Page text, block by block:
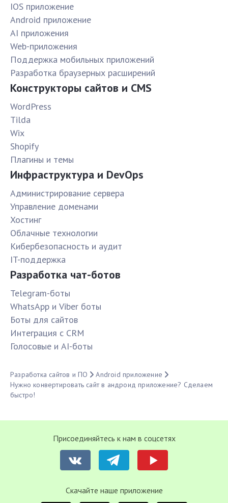
IOS приложение
Android приложение
AI приложения
Web-приложения
Поддержка мобильных приложений
Разработка браузерных расширений
Конструкторы сайтов и CMS
WordPress
Tilda
Wix
Shopify
Плагины и темы
Инфраструктура и DevOps
Администрирование сервера
Управление доменами
Хостинг
Облачные технологии
Кибербезопасность и аудит
IT-поддержка
Разработка чат-ботов
Telegram-боты
WhatsApp и Viber боты
Боты для сайтов
Интеграция с CRM
Голосовые и AI-боты
Разработка сайтов и ПО
Android приложение
Нужно конвертировать сайт в андроид приложение? Сделаем
быстро!
Присоединяйтесь к нам в соцсетях
Cкачайте наше приложение